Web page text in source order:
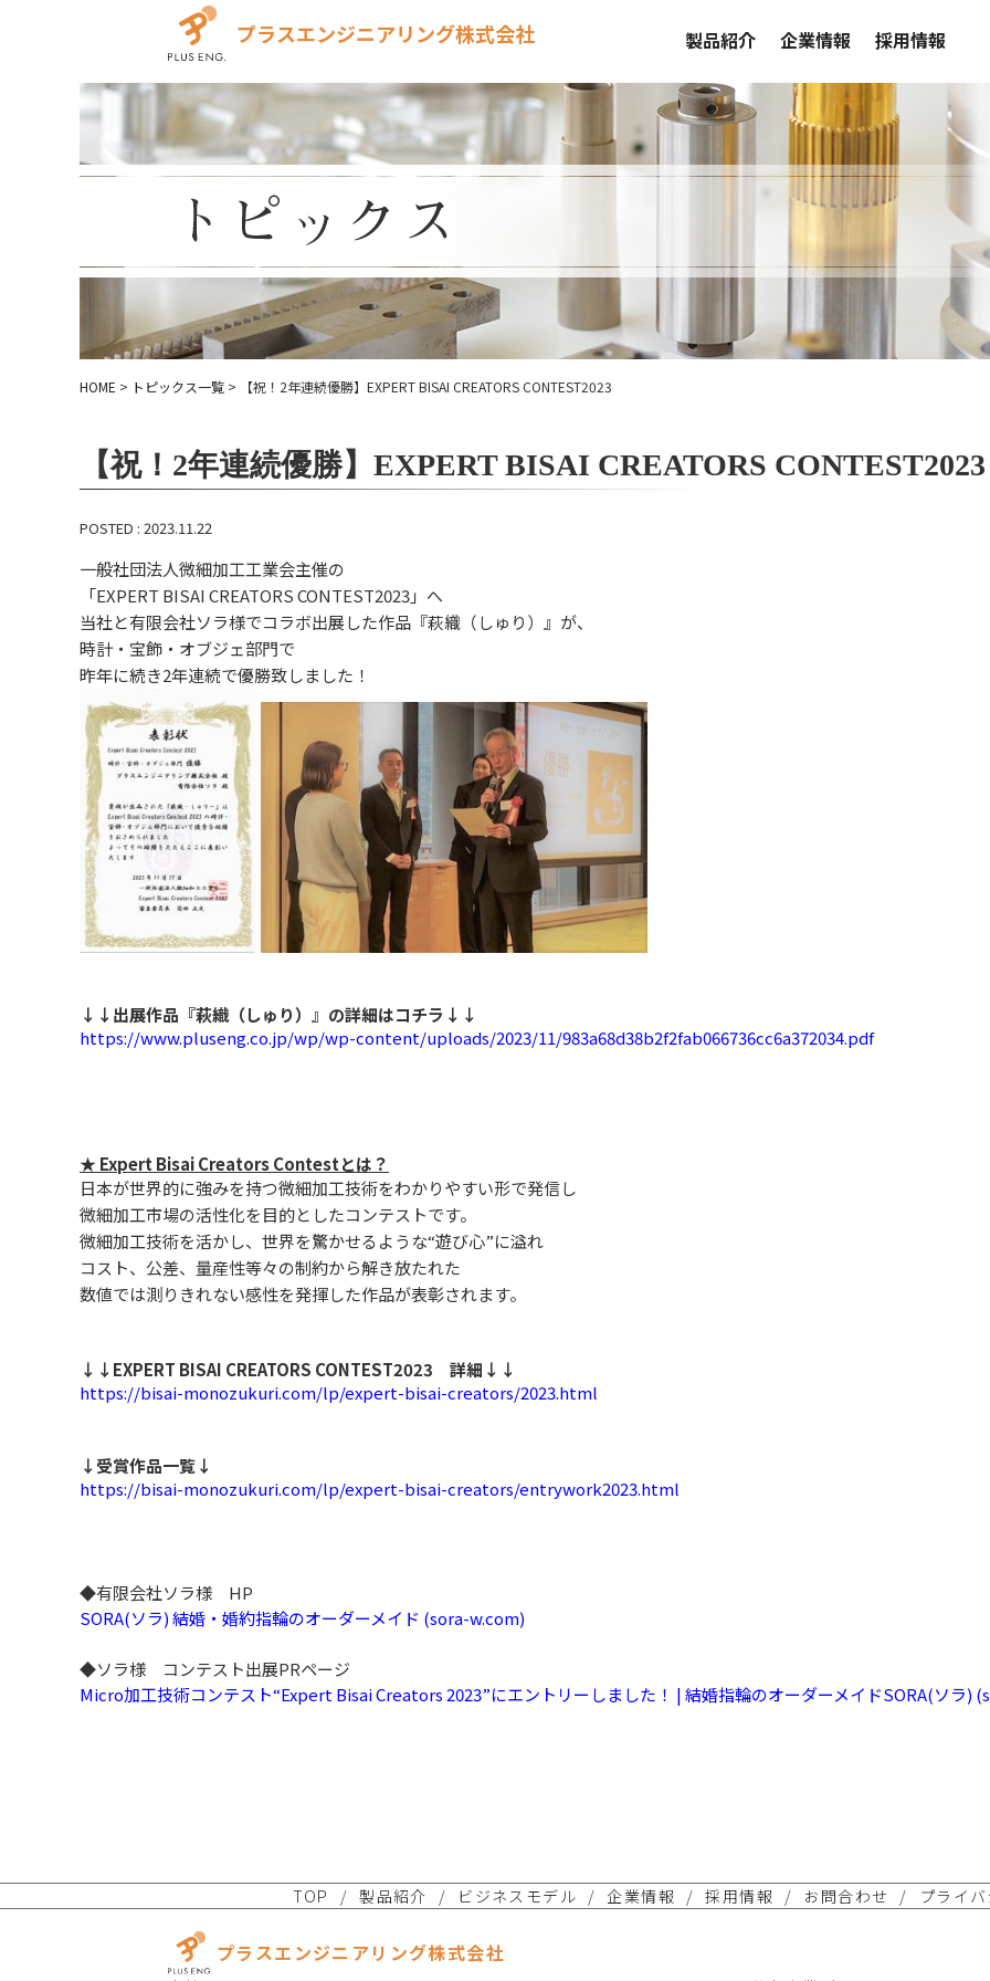
プラスエンジニアリング株式会社 製品紹介 企業情報 採用情報
HOME > トピックス一覧 > 【祝！2年連続優勝】EXPERT BISAI CREATORS CONTEST2023
【祝！2年連続優勝】EXPERT BISAI CREATORS CONTEST2023
POSTED : 2023.11.22
一般社団法人微細加工工業会主催の
「EXPERT BISAI CREATORS CONTEST2023」へ
当社と有限会社ソラ様でコラボ出展した作品『萩織（しゅり）』が、
時計・宝飾・オブジェ部門で
昨年に続き2年連続で優勝致しました！
↓↓出展作品『萩織（しゅり）』の詳細はコチラ↓↓
https://www.pluseng.co.jp/wp/wp-content/uploads/2023/11/983a68d38b2f2fab066736cc6a372034.pdf
★ Expert Bisai Creators Contestとは？
日本が世界的に強みを持つ微細加工技術をわかりやすい形で発信し
微細加工市場の活性化を目的としたコンテストです。
微細加工技術を活かし、世界を驚かせるような“遊び心”に溢れ
コスト、公差、量産性等々の制約から解き放たれた
数値では測りきれない感性を発揮した作品が表彰されます。
↓↓EXPERT BISAI CREATORS CONTEST2023 詳細↓↓
https://bisai-monozukuri.com/lp/expert-bisai-creators/2023.html
↓受賞作品一覧↓
https://bisai-monozukuri.com/lp/expert-bisai-creators/entrywork2023.html
◆有限会社ソラ様 HP
SORA(ソラ) 結婚・婚約指輪のオーダーメイド (sora-w.com)
◆ソラ様 コンテスト出展PRページ
Micro加工技術コンテスト“Expert Bisai Creators 2023”にエントリーしました！ | 結婚指輪のオーダーメイドSORA(ソラ)
TOP 製品紹介 ビジネスモデル 企業情報 採用情報 お問合わせ プライ
プラスエンジニアリング株式会社